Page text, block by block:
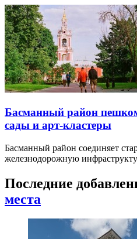
Басманный район
сады и арт-кластеры
Басманный район соединяет
железнодорожную
Последние
места